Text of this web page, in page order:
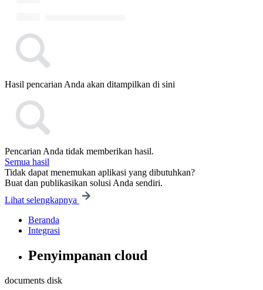
Hasil pencarian Anda akan ditampilkan di sini
Pencarian Anda tidak memberikan hasil.
Semua hasil
Tidak dapat menemukan aplikasi yang dibutuhkan?
Buat dan publikasikan solusi Anda sendiri.
Lihat selengkapnya
Beranda
Integrasi
Penyimpanan cloud
documents disk